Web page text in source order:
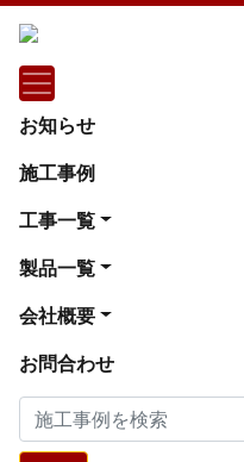
お知らせ
施工事例
工事一覧
製品一覧
会社概要
お問合わせ
施工事例
神奈川県藤沢市
マンション フロ
ロア（神奈川県藤
マンション フローリ
川県藤沢市）